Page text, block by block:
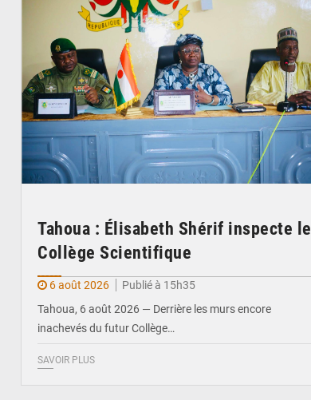
Tahoua : Élisabeth Shérif inspecte le
Collège Scientifique
6 août 2026
Publié à 15h35
Tahoua, 6 août 2026 — Derrière les murs encore
inachevés du futur Collège…
SAVOIR PLUS